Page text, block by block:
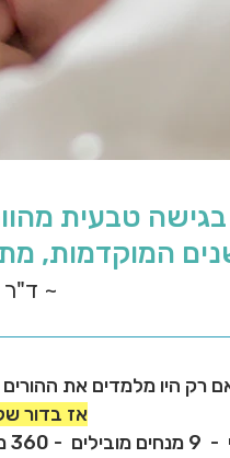
בגישה טבעית
המוקדמות,
~ ד"ר
רק היו מלמדים את
אז בדור
ילדים.